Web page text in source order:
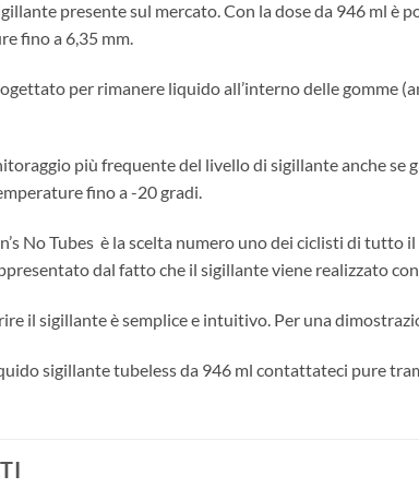
presente sul mercato. Con la dose da 946 ml
fino a 6,35 mm.
per rimanere liquido all’interno delle gomme
più frequente del livello di sigillante anche se
fino a -20 gradi.
No Tubes è la scelta numero uno dei ciclisti di
dal fatto che il sigillante viene realizzato
il sigillante è semplice e intuitivo. Per una
sigillante tubeless da 946 ml contattateci pure